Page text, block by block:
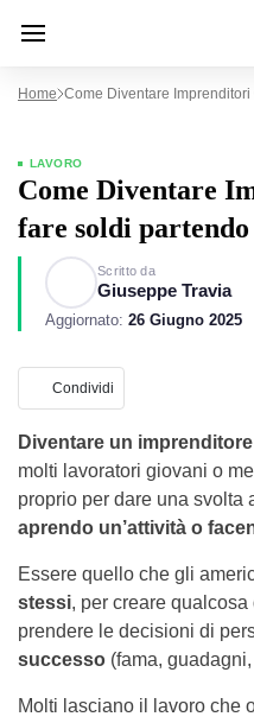
Home Come Diventare
LAVORO
Come Diventare
fare soldi
Scritto da
Giuseppe Travia
Aggiornato: 26 Giugno 2025
Condividi
Diventare un imprenditore
molti lavoratori giovani o
proprio per dare una svolta
aprendo un’attività o
Essere quello che gli
stessi, per creare
prendere le decisioni di
successo (fama,
Molti lasciano il lavoro che